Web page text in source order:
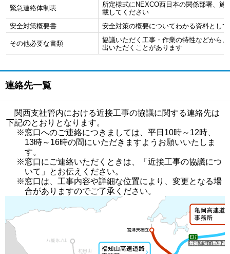
緊急連絡体制表
所定様式にNEXCO西日本の関係部署、
載してください
安全対策概要書
安全対策の概要についてわかる資料とし
その他必要な書類
協議いただく工事・作業の特性などから
出いただくことがあります
連絡先一覧
関西支社管内における近接工事の協議に関する連絡先は
下記のとおりとなります。
※窓口へのご連絡につきましては、平日10時～12時、
13時～16時の間にいただきますようお願いいたしま
す。
※窓口にご連絡いただくときは、「近接工事の協議につ
いて」とお伝えください。
※窓口は、工事内容や詳細な位置により、変更となる場
合がありますのでご了承ください。